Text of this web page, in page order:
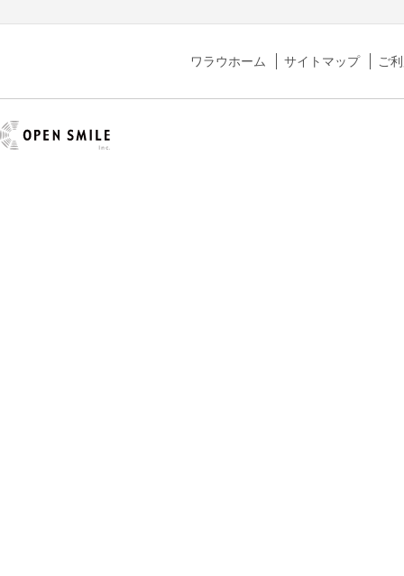
ワラウホーム サイトマップ ご